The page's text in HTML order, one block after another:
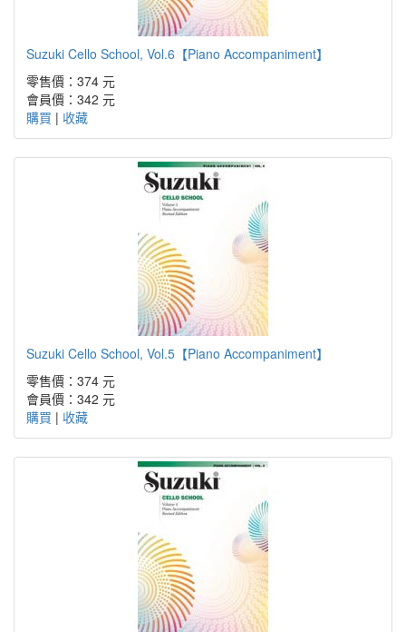
Suzuki Cello School, Vol.6【Piano Accompaniment】
零售價：374 元
會員價：342 元
購買 | 收藏
Suzuki Cello School, Vol.5【Piano Accompaniment】
零售價：374 元
會員價：342 元
購買 | 收藏